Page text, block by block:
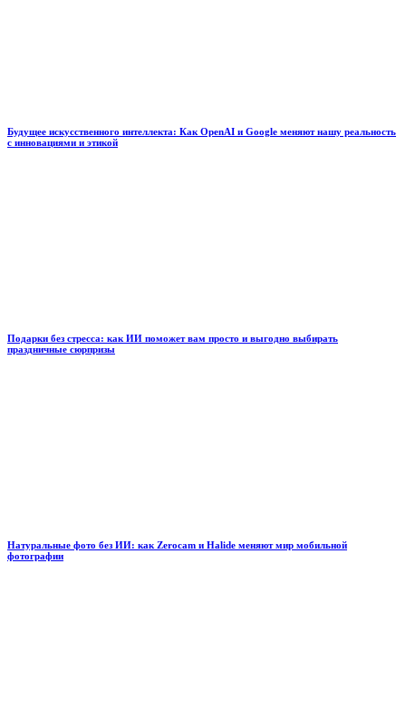
Будущее искусственного интеллекта: Как OpenAI и Google меняют нашу реальность
с инновациями и этикой
Подарки без стресса: как ИИ поможет вам просто и выгодно выбирать
праздничные сюрпризы
Натуральные фото без ИИ: как Zerocam и Halide меняют мир мобильной
фотографии